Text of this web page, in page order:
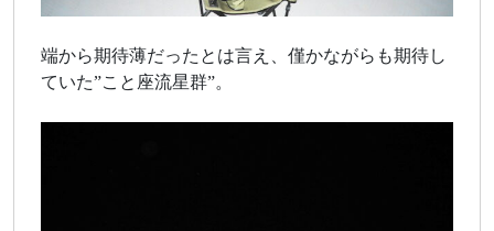
端から期待薄だったとは言え、僅かながらも期待し
ていた”こと座流星群”。